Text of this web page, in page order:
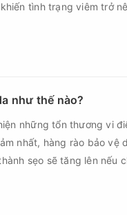
tình trạng viêm trở
khó phục hồi.
như thế nào?
những tổn thương vi
nhất, hàng rào bảo vệ
sẹo sẽ tăng lên nếu
mụn không chỉ giúp